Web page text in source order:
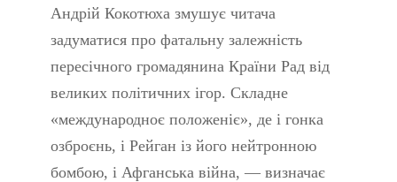
Андрій Кокотюха змушує читача
задуматися про фатальну залежність
пересічного громадянина Країни Рад від
великих політичних ігор. Складне
«международноє положеніє», де і гонка
озброєнь, і Рейган із його нейтронною
бомбою, і Афганська війна, — визначає